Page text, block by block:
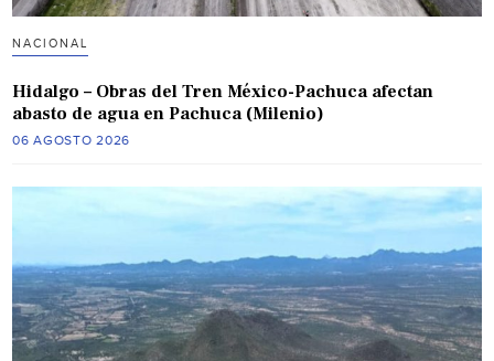
NACIONAL
Hidalgo – Obras del Tren México-Pachuca afectan
abasto de agua en Pachuca (Milenio)
06 AGOSTO 2026